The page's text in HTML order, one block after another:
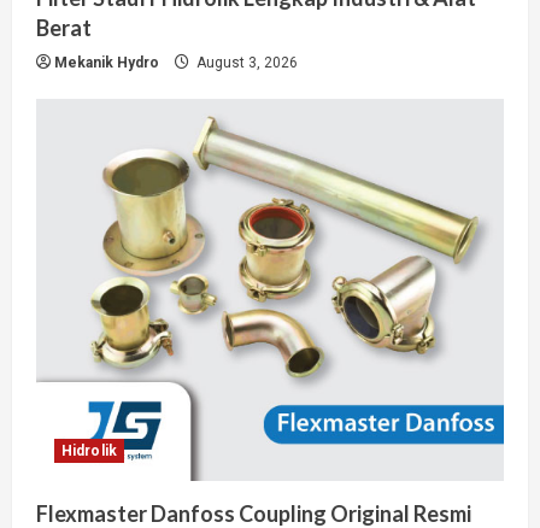
Berat
Mekanik Hydro August 3, 2026
Hidrolik
Flexmaster Danfoss Coupling Original Resmi